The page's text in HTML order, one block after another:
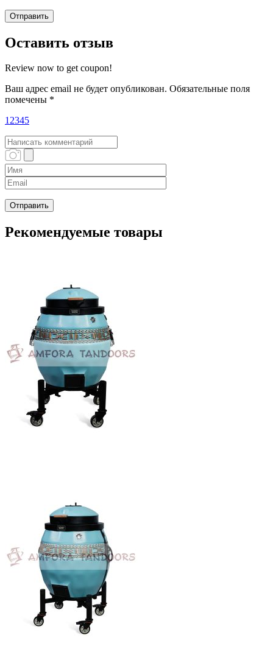
Оставить отзыв
Review now to get coupon!
Ваш адрес email не будет опубликован. Обязательные поля
помечены *
12345
Рекомендуемые товары